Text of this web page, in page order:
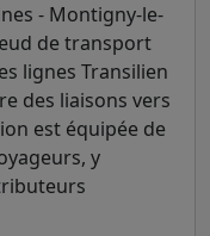
- Montigny-le-
de transport
lignes Transilien
des liaisons vers
est équipée de
y